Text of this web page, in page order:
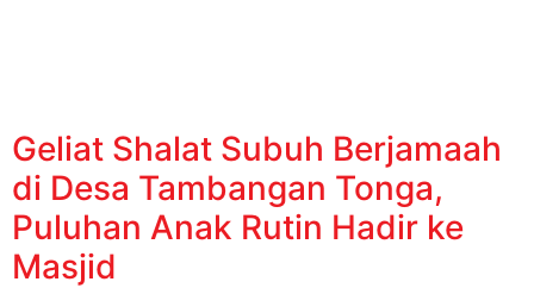
Geliat Shalat Subuh Berjamaah
di Desa Tambangan Tonga,
Puluhan Anak Rutin Hadir ke
Masjid